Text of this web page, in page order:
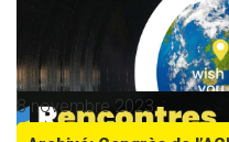
8 novembre 2023